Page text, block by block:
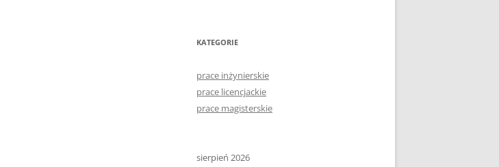
KATEGORIE
prace inżynierskie
prace licencjackie
prace magisterskie
sierpień 2026